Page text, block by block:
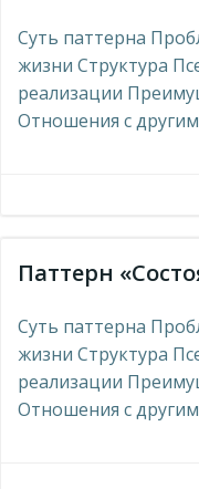
Суть паттерна
жизни Структура
реализации
Отношения с
Паттерн
Суть паттерна
жизни Структура
реализации
Отношения с